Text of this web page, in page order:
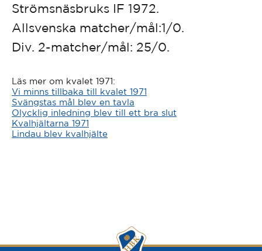
Strömsnäsbruks IF 1972.
Allsvenska matcher/mål:1/0.
Div. 2-matcher/mål: 25/0.
Läs mer om kvalet 1971:
Vi minns tillbaka till kvalet 1971
Svängstas mål blev en tavla
Olycklig inledning blev till ett bra slut
Kvalhjältarna 1971
Lindau blev kvalhjälte